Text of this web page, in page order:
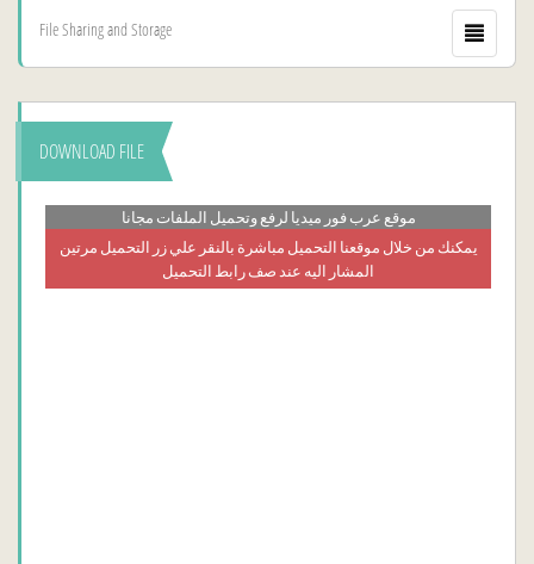
File Sharing and Storage
DOWNLOAD FILE
موقع عرب فور ميديا لرفع وتحميل الملفات مجانا
يمكنك من خلال موقعنا التحميل مباشرة بالنقر علي زر التحميل مرتين
المشار اليه عند صف رابط التحميل